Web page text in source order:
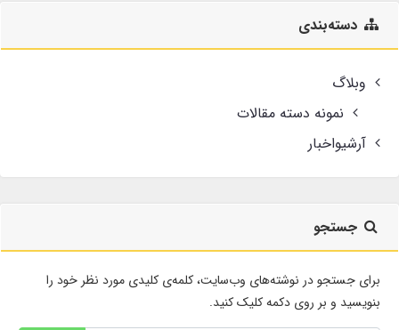
دسته‌بندی
وبلاگ
نمونه دسته مقالات
آرشیواخبار
جستجو
برای جستجو در نوشته‌های وب‌سایت، کلمه‌ی کلیدی مورد نظر خود را
بنویسید و بر روی دکمه کلیک کنید.